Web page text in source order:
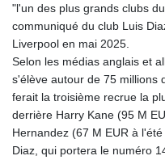
"l'un des plus grands clubs
communiqué du club Luis
Liverpool en mai 2025.
Selon les médias anglais et
s'élève autour de 75 millions
ferait la troisième recrue la
derrière Harry Kane (95 M
Hernandez (67 M EUR à l'été
Diaz, qui portera le numéro